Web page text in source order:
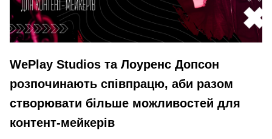
WePlay Studios та Лоуренс Допсон
розпочинають співпрацю, аби разом
створювати більше можливостей для
контент-мейкерів